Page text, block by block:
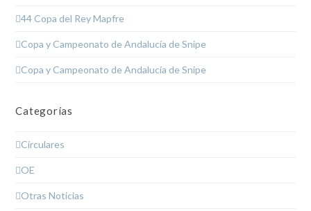
44 Copa del Rey Mapfre
Copa y Campeonato de Andalucía de Snipe
Copa y Campeonato de Andalucía de Snipe
Categorías
Circulares
OE
Otras Noticias